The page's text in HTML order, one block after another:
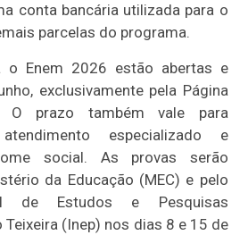
conta bancária utilizada para o
parcelas do programa.
o Enem 2026 estão abertas e
exclusivamente pela Página
O prazo também vale para
especializado e
social. As provas serão
da Educação (MEC) e pelo
de Estudos e Pesquisas
Teixeira (Inep) nos dias 8 e 15 de